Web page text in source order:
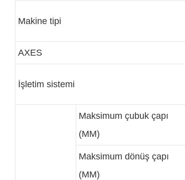
Makine tipi
AXES
İşletim sistemi
Maksimum çubuk çapı
(MM)
Maksimum dönüş çapı
(MM)